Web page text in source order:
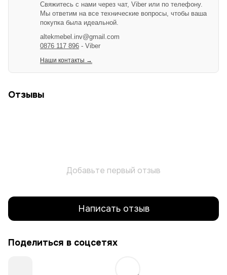
Свяжитесь с нами через чат, Viber или по телефону.
Мы ответим на все технические вопросы, чтобы ваша
покупка была идеальной.
altekmebel.inv@gmail.com
0876 117 896 - Viber
Наши контакты →
Отзывы
Добавьте первый отзыв
Написать отзыв
Поделиться в соцсетях